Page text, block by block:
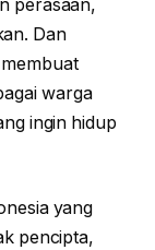
perasaan,
Dan
warga
ingin hidup
yang
pencipta,